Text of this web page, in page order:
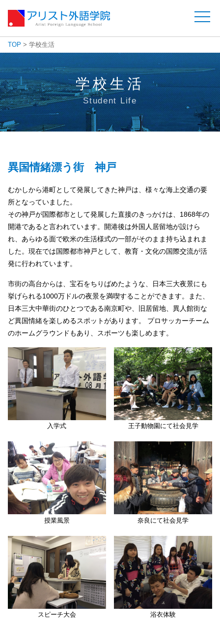
toggle
TOP > 学校生活
学校生活
Student Life
異国情緒漂う街 神戸
むかしから港町として発展してきた神戸は、様々な海上交通の要
所となっていました。
その神戸が国際都市として発展した直接のきっかけは、1868年の
開港であると言われています。開港後は外国人居留地が設けら
れ、あらゆる面で欧米の生活様式の一部がそのまま持ち込まれま
した。現在では国際都市神戸として、教育・文化の国際交流が活
発に行われています。
市街の高台からは、宝石をちりばめたような、日本三大夜景にも
挙げられる1000万ドルの夜景を満喫することができます。また、
日本三大中華街のひとつである南京町や、旧居留地、異人館街な
ど異国情緒を楽しめるスポットがあります。 プロサッカーチーム
のホームグラウンドもあり、スポーツも楽しめます。
入学式 王子動物園にて社会見学
授業風景 奈良にて社会見学
スピーチ大会 浴衣体験